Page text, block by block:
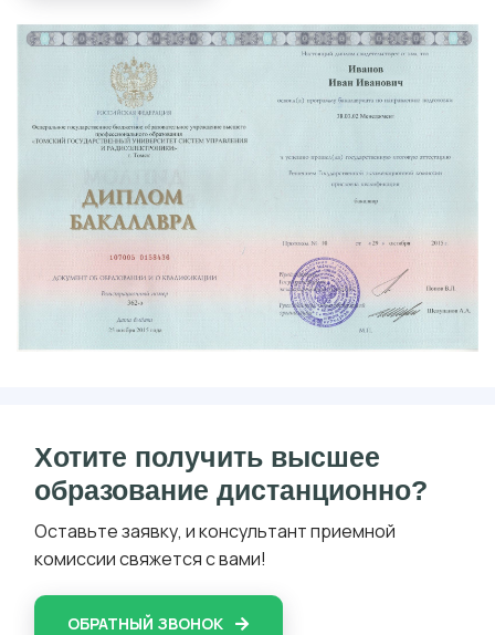
Хотите получить высшее
образование дистанционно?
Оставьте заявку, и консультант приемной
комиссии свяжется с вами!
ОБРАТНЫЙ ЗВОНОК